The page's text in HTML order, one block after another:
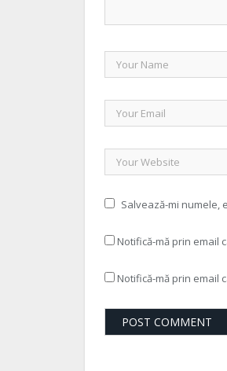
Salvează-mi numele,
Notifică-mă prin email
Notifică-mă prin email